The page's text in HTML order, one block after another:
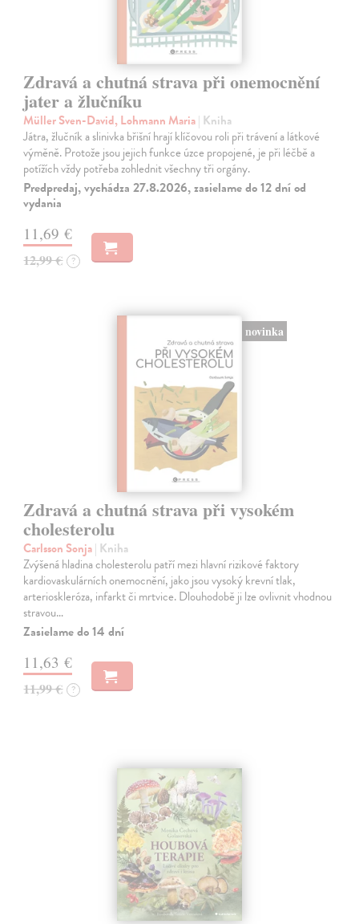
Zdravá a chutná strava při onemocnění
jater a žlučníku
Müller Sven-David, Lohmann Maria| Kniha
Játra, žlučník a slinivka břišní hrají klíčovou roli při trávení a látkové
výměně. Protože jsou jejich funkce úzce propojené, je při léčbě a
potížích vždy potřeba zohlednit všechny tři orgány.
Predpredaj, vychádza 27.8.2026, zasielame do 12 dní od
vydania
11,69 €
12,99 € ?
novinka
Zdravá a chutná strava při vysokém
cholesterolu
Carlsson Sonja| Kniha
Zvýšená hladina cholesterolu patří mezi hlavní rizikové faktory
kardiovaskulárních onemocnění, jako jsou vysoký krevní tlak,
arterioskleróza, infarkt či mrtvice. Dlouhodobě ji lze ovlivnit vhodnou
stravou…
Zasielame do 14 dní
11,63 €
11,99 € ?